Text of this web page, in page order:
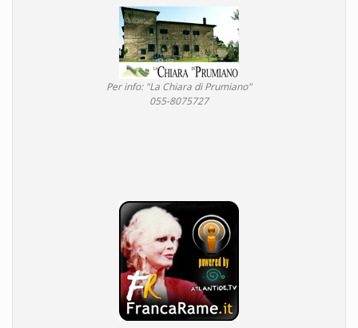
Per info: "La Chiara di Prumiano"
055-8075727